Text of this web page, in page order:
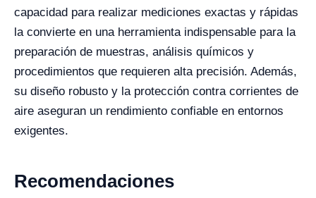
capacidad para realizar mediciones exactas y rápidas
la convierte en una herramienta indispensable para la
preparación de muestras, análisis químicos y
procedimientos que requieren alta precisión. Además,
su diseño robusto y la protección contra corrientes de
aire aseguran un rendimiento confiable en entornos
exigentes.
Recomendaciones